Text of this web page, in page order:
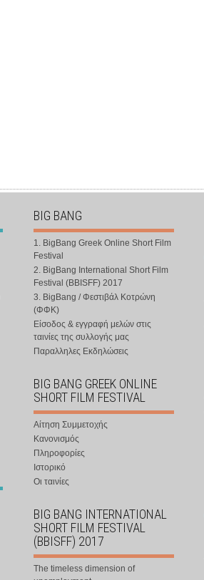
BIG BANG
1. BigBang Greek Online Short Film
Festival
2. BigBang International Short Film
Festival (BBISFF) 2017
3. BigBang / Φεστιβάλ Κοτρώνη
(ΦΦΚ)
Είσοδος & εγγραφή μελών στις
ταινίες της συλλογής μας
Παραλληλες Εκδηλώσεις
BIG BANG GREEK ONLINE
SHORT FILM FESTIVAL
Αίτηση Συμμετοχής
Κανονισμός
Πληροφορίες
Ιστορικό
Οι ταινίες
BIG BANG INTERNATIONAL
SHORT FILM FESTIVAL
(BBISFF) 2017
The timeless dimension of